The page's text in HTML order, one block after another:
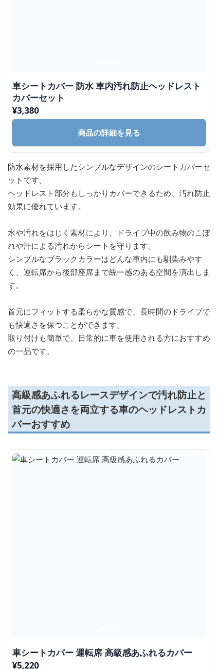
車シートカバー 防水 車内汚れ防止ヘッドレスト
カバーセット
¥3,380
商品の詳細を見る
防水素材を採用したシンプルなデザインのシートカバーセ
ットです。
ヘッドレスト部分もしっかりカバーできるため、汚れ防止
効果に優れています。
水や汚れをはじく素材により、ドライブ中の飲み物のこぼ
れや汗による汚れからシートを守ります。
シンプルなブラックカラーはどんな車内にも馴染みやす
く、運転席から後部座席まで統一感のある空間を演出しま
す。
首元にフィットする柔らかな質感で、長時間のドライブで
も快適さを保つことができます。
取り付けも簡単で、日常的に車を使用される方におすすめ
の一品です。
高級感あふれるレースデザインで汚れ防止と
首元の快適さを両立する車のヘッドレストカ
バーおすすめ
車シートカバー 運転席 高級感あふれるカバー
¥5,220